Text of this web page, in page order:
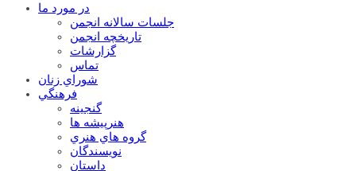
در مورد ما
جلسات سالانه انجمن
تاریخچه انجمن
گزارشات
تماس
شوراي زنان
فرهنگي
گنجينه
هنرپيشه ها
گروه هاي هنري
نويسندگان
داستان